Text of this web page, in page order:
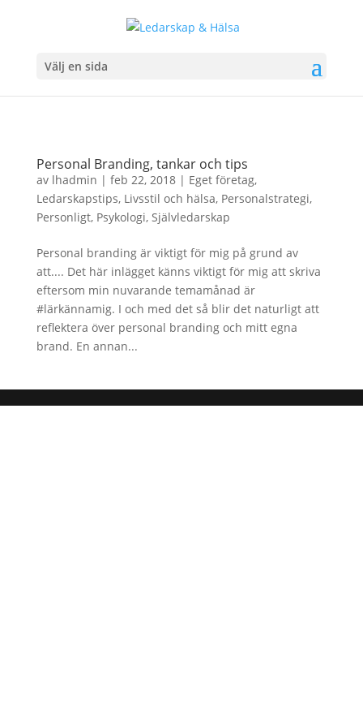
Välj en sida
Personal Branding, tankar och tips
av lhadmin | feb 22, 2018| Eget företag,
Ledarskapstips, Livsstil och hälsa, Personalstrategi,
Personligt, Psykologi, Självledarskap
Personal branding är viktigt för mig på grund av
att.... Det här inlägget känns viktigt för mig att skriva
eftersom min nuvarande temamånad är
#lärkännamig. I och med det så blir det naturligt att
reflektera över personal branding och mitt egna
brand. En annan...